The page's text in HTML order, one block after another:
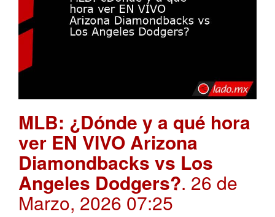
MLB: ¿Dónde y a qué hora
ver EN VIVO Arizona
Diamondbacks vs Los
Angeles Dodgers?. 26 de
Marzo, 2026 07:25